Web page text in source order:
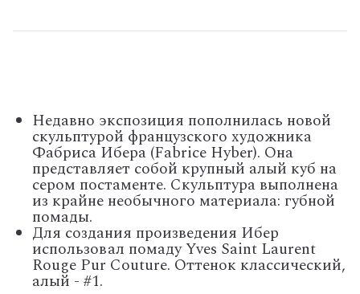
Недавно экспозиция пополнилась новой
скульптурой французского художника
Фабриса Ибера (Fabrice Hyber). Она
представляет собой крупный алый куб на
сером постаменте. Скульптура выполнена
из крайне необычного материала: губной
помады.
Для создания произведения Ибер
использовал помаду Yves Saint Laurent
Rouge Pur Couture. Оттенок классический,
алый - #1.